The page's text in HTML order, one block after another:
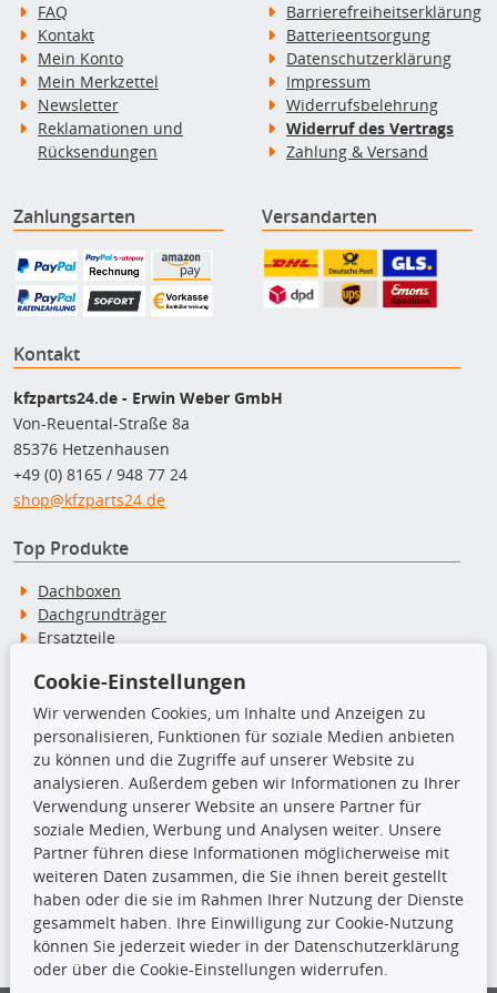
FAQ
Kontakt
Mein Konto
Mein Merkzettel
Newsletter
Reklamationen und
Rücksendungen
Barrierefreiheitserklärung
Batterieentsorgung
Datenschutzerklärung
Impressum
Widerrufsbelehrung
Widerruf des Vertrags
Zahlung & Versand
Zahlungsarten Versandarten
Kontakt
kfzparts24.de - Erwin Weber GmbH
Von-Reuental-Straße 8a
85376 Hetzenhausen
+49 (0) 8165 / 948 77 24
shop@kfzparts24.de
Top Produkte
Dachboxen
Dachgrundträger
Ersatzteile
Motoröle
Pflege- & Wartungsmittel
Schneeketten
TecDoc Inside
Die hier angezeigten Daten insbesondere die gesamte Datenbank dürfen
nicht kopiert werden.
Es ist zu unterlassen, die Daten oder die gesamte Datenbank ohne
Cookie-Einstellungen
Wir verwenden Cookies, um Inhalte und Anzeigen zu
personalisieren, Funktionen für soziale Medien anbieten
zu können und die Zugriffe auf unserer Website zu
analysieren. Außerdem geben wir Informationen zu Ihrer
Verwendung unserer Website an unsere Partner für
soziale Medien, Werbung und Analysen weiter. Unsere
Partner führen diese Informationen möglicherweise mit
weiteren Daten zusammen, die Sie ihnen bereit gestellt
haben oder die sie im Rahmen Ihrer Nutzung der Dienste
gesammelt haben. Ihre Einwilligung zur Cookie-Nutzung
können Sie jederzeit wieder in der Datenschutzerklärung
oder über die Cookie-Einstellungen widerrufen.